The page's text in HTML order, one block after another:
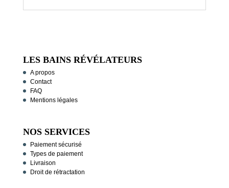
LES BAINS RÉVÉLATEURS
A propos
Contact
FAQ
Mentions légales
NOS SERVICES
Paiement sécurisé
Types de paiement
Livraison
Droit de rétractation